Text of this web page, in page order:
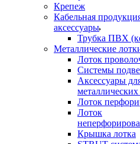
Крепеж
Кабельная
аксессуары
Трубка ПВХ
Металлические
Лоток
Системы
Аксессуары
металлических
Лоток
Лоток
Крышка лотка